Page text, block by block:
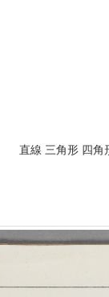
直線 三角形 四角